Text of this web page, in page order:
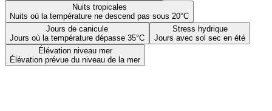
Nuits tropicales
Nuits où la température ne descend pas sous 20°C
Jours de canicule
Jours où la température dépasse 35°C
Stress hydrique
Jours avec sol sec en été
Élévation niveau mer
Élévation prévue du niveau de la mer